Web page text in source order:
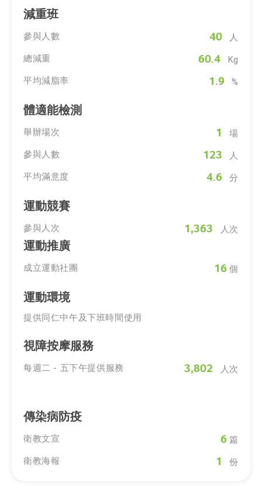
減重班
參與人數 40
人
總減重
60.4
Kg
平均減脂率
1.9 %
體適能檢測
舉辦場次 1
場
參與人數
123
人
平均滿意度
4.6 分
運動競賽
參與人次 1,363 人次
運動推廣
成立運動社團 16個
運動環境
提供同仁中午及下班時間使用
視障按摩服務
每週二 - 五下午提供服務 3,802 人次
傳染病防疫
衛教文宣 6篇
衛教海報
1 份